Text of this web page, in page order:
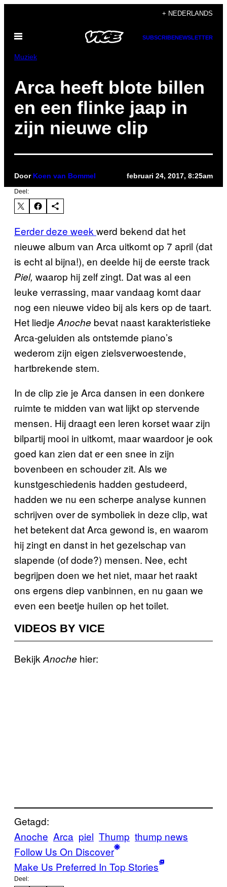
de
inhoud
+ NEDERLANDS
Open
SUBSCRIBENEWSLETTER
Muziek
Arca heeft blote billen
en een flinke jaap in
zijn nieuwe clip
Door Koen van Bommel februari 24, 2017, 8:25am
Deel:
Eerder deze week werd bekend dat het
nieuwe album van Arca uitkomt op 7 april (dat
is echt al bijna!), en deelde hij de eerste track
Piel, waarop hij zelf zingt. Dat was al een
leuke verrassing, maar vandaag komt daar
nog een nieuwe video bij als kers op de taart.
Het liedje Anoche bevat naast karakteristieke
Arca-geluiden als ontstemde piano’s
wederom zijn eigen zielsverwoestende,
hartbrekende stem.
In de clip zie je Arca dansen in een donkere
ruimte te midden van wat lijkt op stervende
mensen. Hij draagt een leren korset waar zijn
bilpartij mooi in uitkomt, maar waardoor je ook
goed kan zien dat er een snee in zijn
bovenbeen en schouder zit. Als we
kunstgeschiedenis hadden gestudeerd,
hadden we nu een scherpe analyse kunnen
schrijven over de symboliek in deze clip, wat
het betekent dat Arca gewond is, en waarom
hij zingt en danst in het gezelschap van
slapende (of dode?) mensen. Nee, echt
begrijpen doen we het niet, maar het raakt
ons ergens diep vanbinnen, en nu gaan we
even een beetje huilen op het toilet.
VIDEOS BY VICE
Bekijk Anoche hier:
Getagd:
Anoche Arca piel Thump thump news
Follow Us On Discover
Make Us Preferred In Top Stories
Deel: